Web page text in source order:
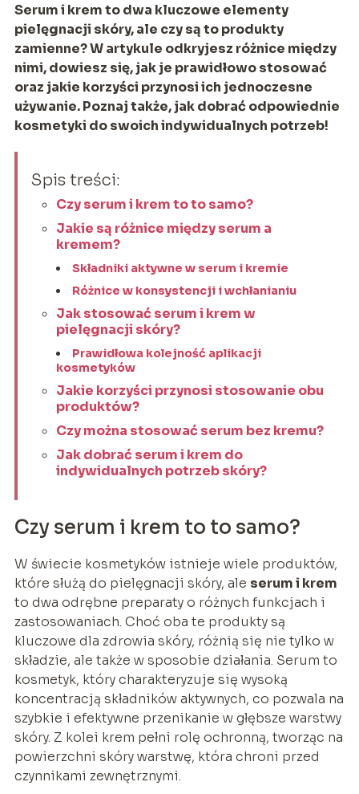
Serum i krem to dwa kluczowe elementy
pielęgnacji skóry, ale czy są to produkty
zamienne? W artykule odkryjesz różnice między
nimi, dowiesz się, jak je prawidłowo stosować
oraz jakie korzyści przynosi ich jednoczesne
używanie. Poznaj także, jak dobrać odpowiednie
kosmetyki do swoich indywidualnych potrzeb!
Spis treści:
Czy serum i krem to to samo?
Jakie są różnice między serum a
kremem?
Składniki aktywne w serum i kremie
Różnice w konsystencji i wchłanianiu
Jak stosować serum i krem w
pielęgnacji skóry?
Prawidłowa kolejność aplikacji
kosmetyków
Jakie korzyści przynosi stosowanie obu
produktów?
Czy można stosować serum bez kremu?
Jak dobrać serum i krem do
indywidualnych potrzeb skóry?
Czy serum i krem to to samo?
W świecie kosmetyków istnieje wiele produktów,
które służą do pielęgnacji skóry, ale serum i krem
to dwa odrębne preparaty o różnych funkcjach i
zastosowaniach. Choć oba te produkty są
kluczowe dla zdrowia skóry, różnią się nie tylko w
składzie, ale także w sposobie działania. Serum to
kosmetyk, który charakteryzuje się wysoką
koncentracją składników aktywnych, co pozwala na
szybkie i efektywne przenikanie w głębsze warstwy
skóry. Z kolei krem pełni rolę ochronną, tworząc na
powierzchni skóry warstwę, która chroni przed
czynnikami zewnętrznymi.